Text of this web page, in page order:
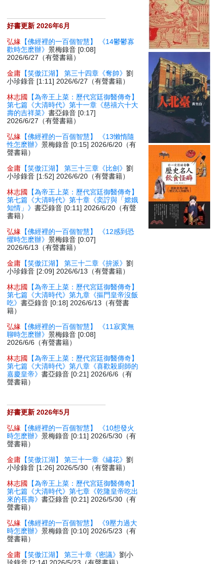
好書更新 2026年6月
弘緣 【佛經裡的一百個智慧】 《14鬱鬱寡
歡時怎麽辦》景梅錄音 [0:08]
2026/6/27（有聲書籍）
金庸 【笑傲江湖】 第三十四章《奪帥》劉
小珍錄音 [1:11] 2026/6/27（有聲書籍）
林志國
【為帝王上菜：歷代宮廷御醫傳奇】
第七篇《大清時代》第十一章《慈禧六十大
壽的吉祥菜》書亞錄音 [0:17]
2026/6/27（有聲書籍）
弘緣 【佛經裡的一百個智慧】 《13懶惰隨
性怎麽辦》景梅錄音 [0:15] 2026/6/20（有
聲書籍）
金庸 【笑傲江湖】 第三十三章《比劍》劉
小珍錄音 [1:52] 2026/6/20（有聲書籍）
林志國
【為帝王上菜：歷代宮廷御醫傳奇】
第七篇《大清時代》第十章《奕詝與「嫦娥
知情」》書亞錄音 [0:11] 2026/6/20（有聲
書籍）
弘緣 【佛經裡的一百個智慧】 《12感到恐
懼時怎麽辦》景梅錄音 [0:07]
2026/6/13（有聲書籍）
金庸 【笑傲江湖】 第三十二章《拚派》劉
小珍錄音 [2:09] 2026/6/13（有聲書籍）
林志國
【為帝王上菜：歷代宮廷御醫傳奇】
第七篇《大清時代》第九章《摳門皇帝沒飯
吃》書亞錄音 [0:18] 2026/6/13（有聲書
籍）
弘緣 【佛經裡的一百個智慧】 《11寂寞無
聊時怎麽辦》景梅錄音 [0:08]
2026/6/6（有聲書籍）
林志國
【為帝王上菜：歷代宮廷御醫傳奇】
第七篇《大清時代》第八章《喜歡殺廚師的
嘉慶皇帝》書亞錄音 [0:21] 2026/6/6（有
聲書籍）
好書更新 2026年5月
弘緣 【佛經裡的一百個智慧】 《10想發火
時怎麽辦》景梅錄音 [0:11] 2026/5/30（有
聲書籍）
金庸 【笑傲江湖】 第三十一章《繡花》劉
小珍錄音 [1:26] 2026/5/30（有聲書籍）
林志國
【為帝王上菜：歷代宮廷御醫傳奇】
第七篇《大清時代》第七章《乾隆皇帝吃出
來的長壽》書亞錄音 [0:21] 2026/5/30（有
聲書籍）
弘緣 【佛經裡的一百個智慧】 《9壓力過大
時怎麽辦》景梅錄音 [0:10] 2026/5/23（有
聲書籍）
金庸 【笑傲江湖】 第三十章《密議》劉小